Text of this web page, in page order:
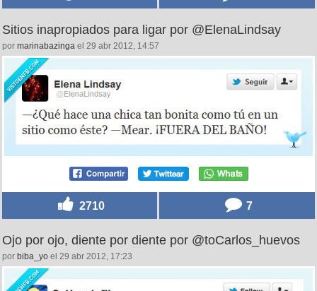
Sitios inapropiados para ligar por @ElenaLindsay
por marinabazinga el 29 abr 2012, 14:57
2710 7
Ojo por ojo, diente por diente por @toCarlos_huevos
por biba_yo el 29 abr 2012, 17:23